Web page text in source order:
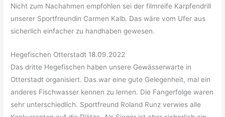
Nicht zum Nachahmen empfohlen sei der filmreife Karpfendrill
unserer Sportfreundin Carmen Kalb. Das wäre vom Ufer aus
sicherlich einfacher zu handhaben gewesen.
Hegefischen Otterstadt 18.09.2022
Das dritte Hegefischen haben unsere Gewässerwarte in
Otterstadt organisiert. Das war eine gute Gelegenheit, mal ein
anderes Fischwasser kennen zu lernen. Die Fangerfolge waren
sehr unterschiedlich. Sportfreund Roland Runz verwies alle